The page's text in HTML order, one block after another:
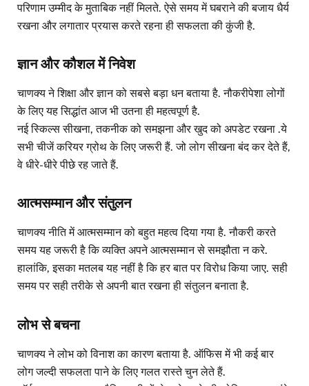
परिणाम उम्मीद के मुताबिक नहीं मिलते. ऐसे समय में घबराने की बजाय धैर्य
रखना और लगातार प्रयास करते रहना ही सफलता की कुंजी है.
ज्ञान और कौशल में निवेश
चाणक्य ने शिक्षा और ज्ञान को सबसे बड़ा धन बताया है. नौकरीपेशा लोगों
के लिए यह सिद्धांत आज भी उतना ही महत्वपूर्ण है.
नई स्किल्स सीखना, तकनीक को समझना और खुद को अपडेट रखना .ये
सभी चीजें करियर ग्रोथ के लिए जरूरी हैं. जो लोग सीखना बंद कर देते हैं,
वे धीरे-धीरे पीछे रह जाते हैं.
आत्मसम्मान और संतुलन
चाणक्य नीति में आत्मसम्मान को बहुत महत्व दिया गया है. नौकरी करते
समय यह जरूरी है कि व्यक्ति अपने आत्मसम्मान से समझौता न करे.
हालांकि, इसका मतलब यह नहीं है कि हर बात पर विरोध किया जाए. सही
समय पर सही तरीके से अपनी बात रखना ही संतुलन बनाता है.
लोभ से बचना
चाणक्य ने लोभ को विनाश का कारण बताया है. ऑफिस में भी कई बार
लोग जल्दी सफलता पाने के लिए गलत रास्ते चुन लेते हैं.